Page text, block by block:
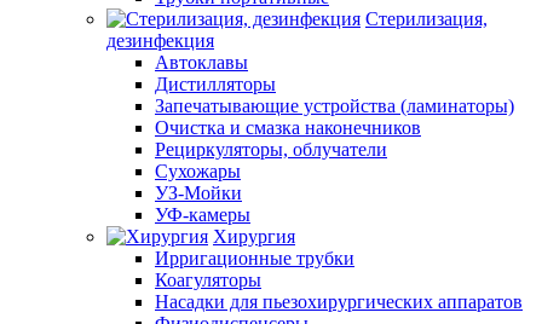
Стерилизация,
дезинфекция
Автоклавы
Дистилляторы
Запечатывающие устройства (ламинаторы)
Очистка и смазка наконечников
Рециркуляторы, облучатели
Сухожары
УЗ-Мойки
УФ-камеры
Хирургия
Ирригационные трубки
Коагуляторы
Насадки для пьезохирургических аппаратов